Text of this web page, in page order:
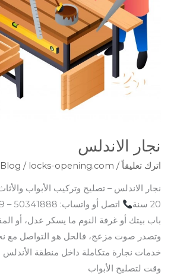
نجار الاندلس
اترك تعليقاً /
Blog / locks-opening.com
نجار الاندلس – تصليح وتركيب الأبواب
20 سنة
باب بيتك أو غرفة النوم ما يسكر عدل، أو
وتصدر صوت مزعج، فالحل هو التواصل مع
خدمات نجارة متكاملة داخل منطقة
وقت لتصليح الأبواب